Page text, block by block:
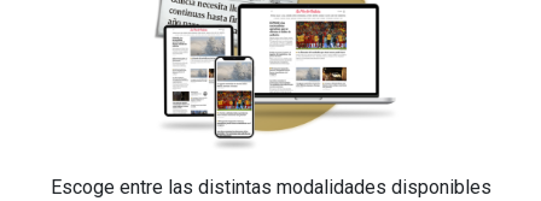
Escoge entre las distintas modalidades disponibles